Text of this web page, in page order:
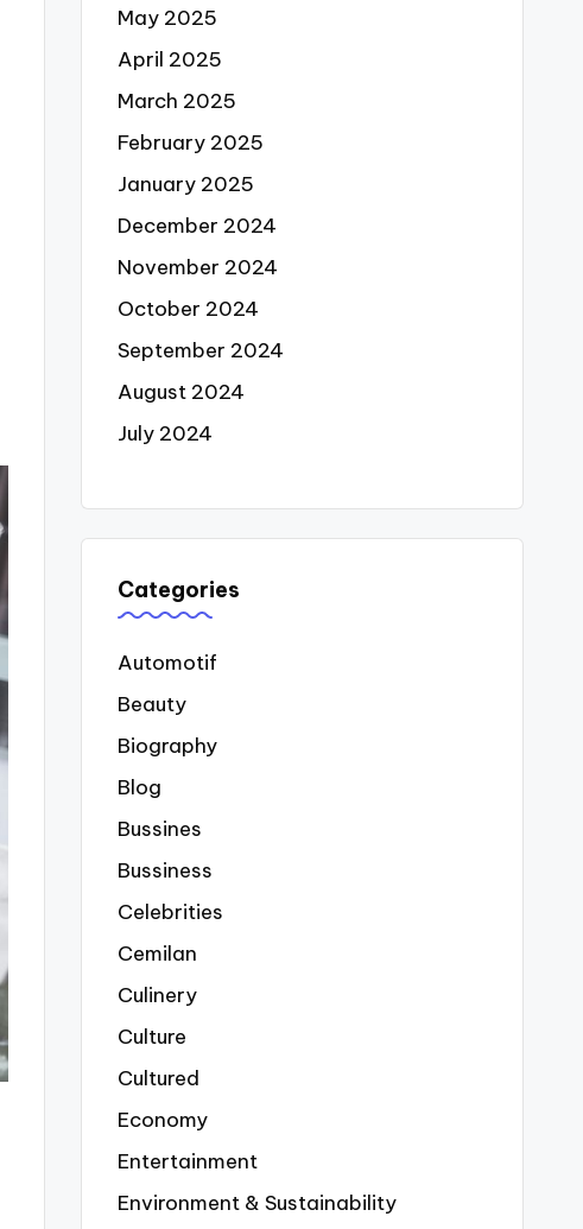
May 2025
April 2025
March 2025
February 2025
January 2025
December 2024
November 2024
October 2024
September 2024
August 2024
July 2024
Categories
Automotif
Beauty
Biography
Blog
Bussines
Bussiness
Celebrities
Cemilan
Culinery
Culture
Cultured
Economy
Entertainment
Environment & Sustainability